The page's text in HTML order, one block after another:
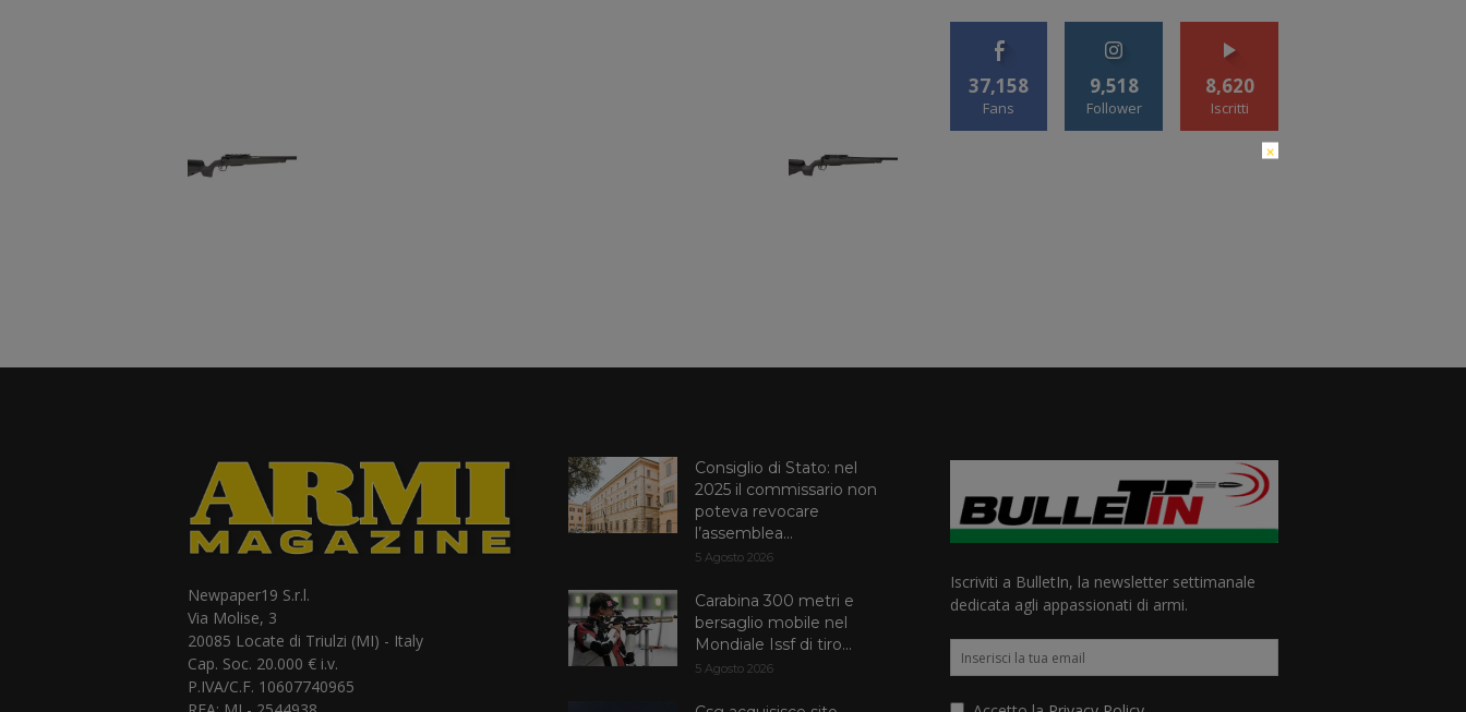
37,158
Fans
9,518
Follower
8,620
Iscritti
Newpaper19 S.r.l.
Via Molise, 3
20085 Locate di Triulzi (MI) - Italy
Cap. Soc. 20.000 € i.v.
P.IVA/C.F. 10607740965
Consiglio di Stato: nel
2025 il commissario non
poteva revocare
l’assemblea...
5 Agosto 2026
Carabina 300 metri e
bersaglio mobile nel
Mondiale Issf di tiro...
5 Agosto 2026
Iscriviti a BulletIn, la newsletter settimanale
dedicata agli appassionati di armi.
×